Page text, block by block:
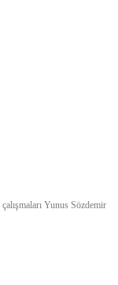
çalışmaları Yunus Sözdemir